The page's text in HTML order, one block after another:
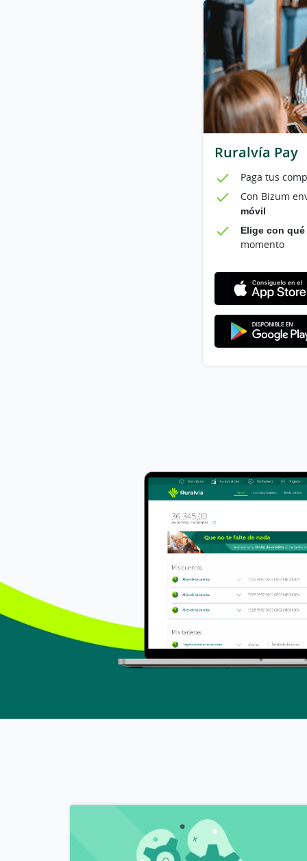
Ruralvía Pay
Paga tus
Con Bizum
móvil
Elige con
momento